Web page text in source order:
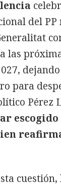
del
las
para
Pérez
escogido
cuestión,